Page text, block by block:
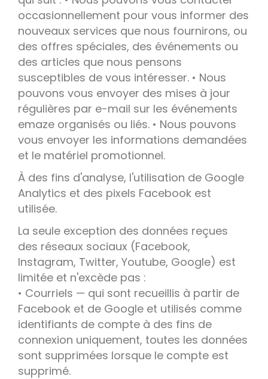
occasionnellement pour vous informer des
nouveaux services que nous fournirons, ou
des offres spéciales, des événements ou
des articles que nous pensons
susceptibles de vous intéresser. • Nous
pouvons vous envoyer des mises à jour
régulières par e-mail sur les événements
emaze organisés ou liés. • Nous pouvons
vous envoyer les informations demandées
et le matériel promotionnel.
À des fins d'analyse, l'utilisation de Google
Analytics et des pixels Facebook est
utilisée.
La seule exception des données reçues
des réseaux sociaux (Facebook,
Instagram, Twitter, Youtube, Google) est
limitée et n'excède pas :
• Courriels — qui sont recueillis à partir de
Facebook et de Google et utilisés comme
identifiants de compte à des fins de
connexion uniquement, toutes les données
sont supprimées lorsque le compte est
supprimé.